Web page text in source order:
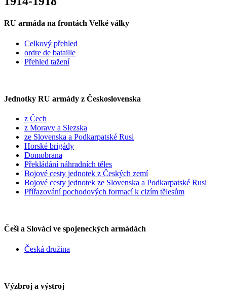
RU armáda na frontách Velké války
Celkový přehled
ordre de bataille
Přehled tažení
Jednotky RU armády z Československa
z Čech
z Moravy a Slezska
ze Slovenska a Podkarpatské Rusi
Horské brigády
Domobrana
Překládání náhradních těles
Bojové cesty jednotek z Českých zemí
Bojové cesty jednotek ze Slovenska a Podkarpatské Rusi
Přiřazování pochodových formací k cizím tělesům
Češi a Slováci ve spojeneckých armádách
Česká družina
Výzbroj a výstroj